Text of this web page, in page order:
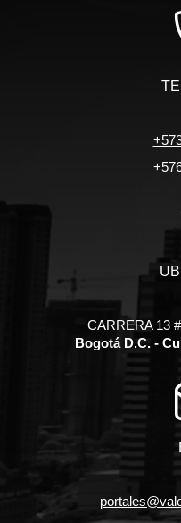
CARRERA 13
Bogotá D.C. -